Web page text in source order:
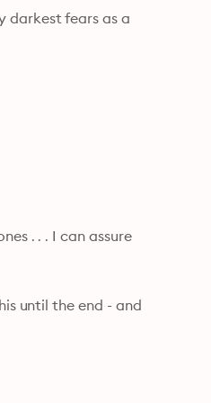
darkest fears as a
. . . I can assure
until the end - and